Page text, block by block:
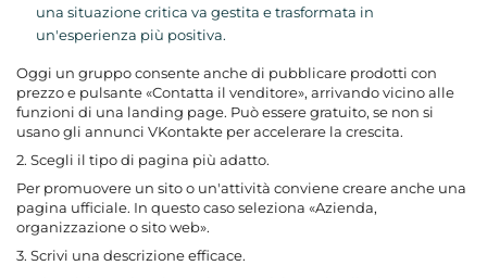
una situazione critica va gestita e trasformata in
un'esperienza più positiva.
Oggi un gruppo consente anche di pubblicare prodotti con
prezzo e pulsante «Contatta il venditore», arrivando vicino alle
funzioni di una landing page. Può essere gratuito, se non si
usano gli annunci VKontakte per accelerare la crescita.
2. Scegli il tipo di pagina più adatto.
Per promuovere un sito o un'attività conviene creare anche una
pagina ufficiale. In questo caso seleziona «Azienda,
organizzazione o sito web».
3. Scrivi una descrizione efficace.